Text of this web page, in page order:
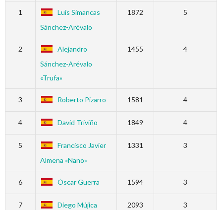
1
Luis Simancas
Sánchez-Arévalo
1872 5
2
Alejandro
Sánchez-Arévalo
«Trufa»
1455 4
3 Roberto Pizarro 1581 4
4 David Triviño 1849 4
5
Francisco Javier
Almena «Nano»
1331 3
6 Óscar Guerra 1594 3
7 Diego Mújica 2093 3